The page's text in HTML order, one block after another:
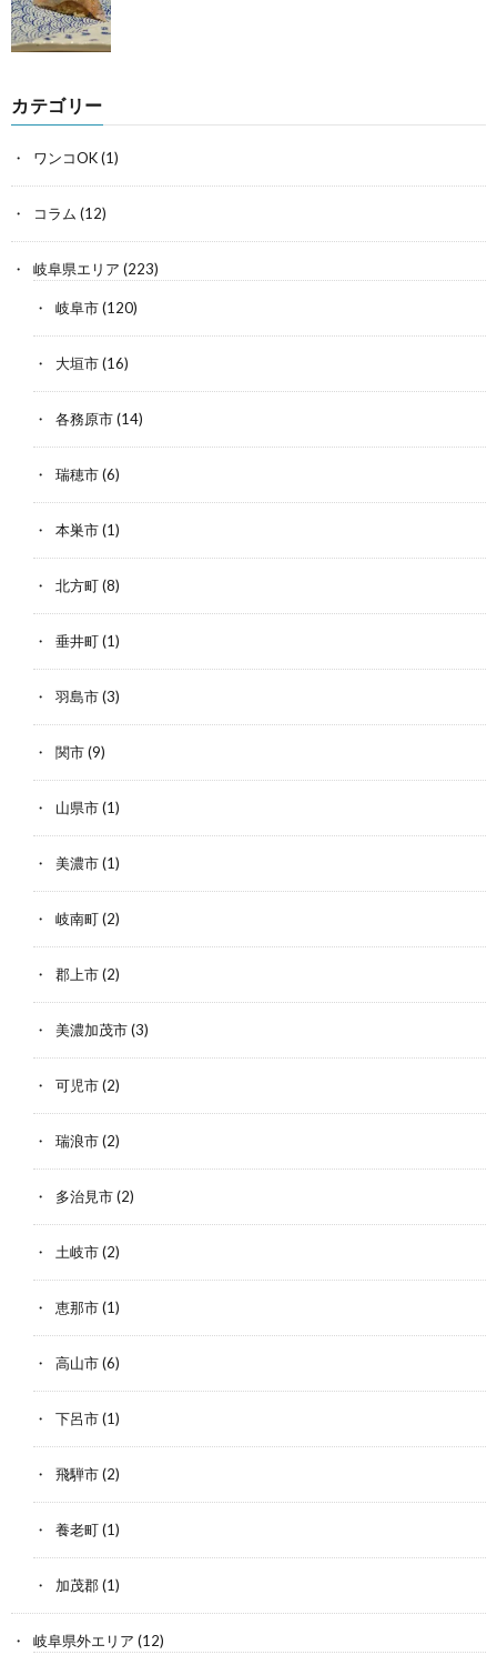
カテゴリー
ワンコOK(1)
コラム (12)
岐阜県エリア (223)
岐阜市(120)
大垣市(16)
各務原市(14)
瑞穂市(6)
本巣市(1)
北方町(8)
垂井町(1)
羽島市(3)
関市(9)
山県市(1)
美濃市(1)
岐南町(2)
郡上市(2)
美濃加茂市(3)
可児市(2)
瑞浪市(2)
多治見市(2)
土岐市(2)
恵那市(1)
高山市(6)
下呂市(1)
飛騨市(2)
養老町(1)
加茂郡(1)
岐阜県外エリア (12)